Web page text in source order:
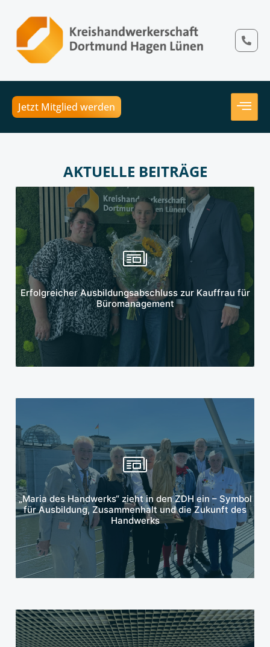
Jetzt Mitglied werden
AKTUELLE BEITRÄGE
Erfolgreicher Ausbildungsabschluss zur Kauffrau für
Büromanagement
Mehr erfahren
„Maria des Handwerks“ zieht in den ZDH ein – Symbol
für Ausbildung, Zusammenhalt und die Zukunft des
Handwerks
Mehr erfahren